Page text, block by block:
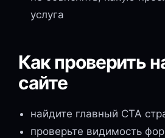
услуга
Как проверить
сайте
найдите главный CTA
проверьте видимость